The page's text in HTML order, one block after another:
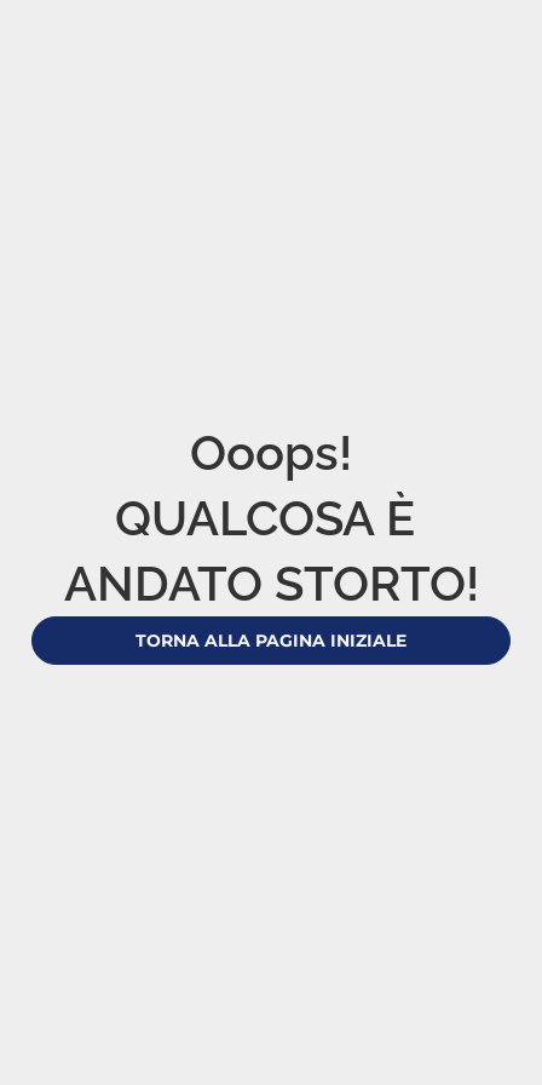
Ooops!
QUALCOSA È
ANDATO STORTO!
TORNA ALLA PAGINA INIZIALE